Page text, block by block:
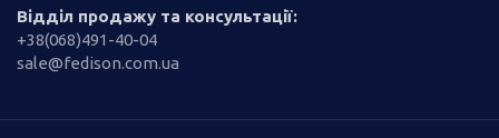
Відділ продажу та консультації:
+38(068)491-40-04
sale@fedison.com.ua